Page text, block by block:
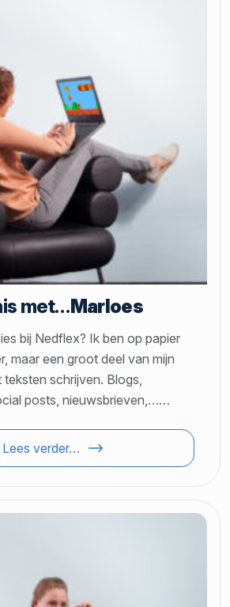
met…Marloes
bij Nedflex? Ik ben op papier
maar een groot deel van mijn
schrijven. Blogs,
posts, nieuwsbrieven, ……
Lees verder…